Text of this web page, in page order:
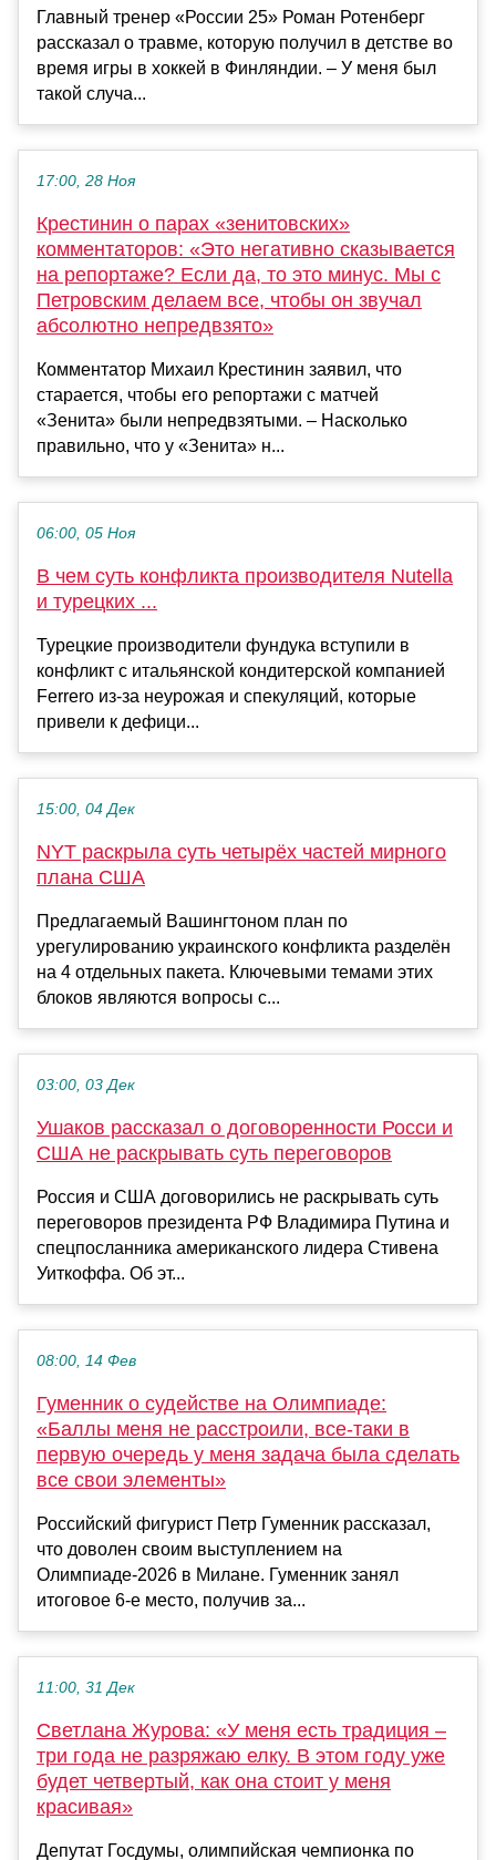
Главный тренер «России 25» Роман Ротенберг
рассказал о травме, которую получил в детстве во
время игры в хоккей в Финляндии. – У меня был
такой случа...
17:00, 28 Ноя
Крестинин о парах «зенитовских»
комментаторов: «Это негативно сказывается
на репортаже? Если да, то это минус. Мы с
Петровским делаем все, чтобы он звучал
абсолютно непредвзято»
Комментатор Михаил Крестинин заявил, что
старается, чтобы его репортажи с матчей
«Зенита» были непредвзятыми. – Насколько
правильно, что у «Зенита» н...
06:00, 05 Ноя
В чем суть конфликта производителя Nutella
и турецких ...
Турецкие производители фундука вступили в
конфликт с итальянской кондитерской компанией
Ferrero из-за неурожая и спекуляций, которые
привели к дефици...
15:00, 04 Дек
NYT раскрыла суть четырёх частей мирного
плана США
Предлагаемый Вашингтоном план по
урегулированию украинского конфликта разделён
на 4 отдельных пакета. Ключевыми темами этих
блоков являются вопросы с...
03:00, 03 Дек
Ушаков рассказал о договоренности Росси и
США не раскрывать суть переговоров
Россия и США договорились не раскрывать суть
переговоров президента РФ Владимира Путина и
спецпосланника американского лидера Стивена
Уиткоффа. Об эт...
08:00, 14 Фев
Гуменник о судействе на Олимпиаде:
«Баллы меня не расстроили, все-таки в
первую очередь у меня задача была сделать
все свои элементы»
Российский фигурист Петр Гуменник рассказал,
что доволен своим выступлением на
Олимпиаде-2026 в Милане. Гуменник занял
итоговое 6-е место, получив за...
11:00, 31 Дек
Светлана Журова: «У меня есть традиция –
три года не разряжаю елку. В этом году уже
будет четвертый, как она стоит у меня
красивая»
Депутат Госдумы, олимпийская чемпионка по